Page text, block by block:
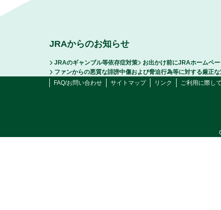
JRAからのお知らせ
JRAのギャンブル等依存症対策
お出かけ前にJRAホームペ
ファンからの悪質な誹謗中傷および脅迫行為等に対する厳正
FAQ/お問い合わせ
サイトマップ リンク ご利用に際し